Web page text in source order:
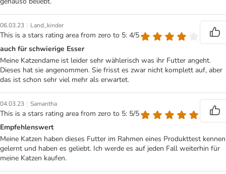
06.03.23 | Land_kinder
This is a stars rating area from zero to 5: 4/5
auch für schwierige Esser
Meine Katzendame ist leider sehr wählerisch was ihr Futter angeht.
Dieses hat sie angenommen. Sie frisst es zwar nicht komplett auf, aber
das ist schon sehr viel mehr als erwartet.
04.03.23 | Samantha
This is a stars rating area from zero to 5: 5/5
Empfehlenswert
Meine Katzen haben dieses Futter im Rahmen eines Produkttest kennen
gelernt und haben es geliebt. Ich werde es auf jeden Fall weiterhin für
meine Katzen kaufen.